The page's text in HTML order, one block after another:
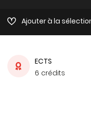
Ajouter à la
ECTS
6 crédits